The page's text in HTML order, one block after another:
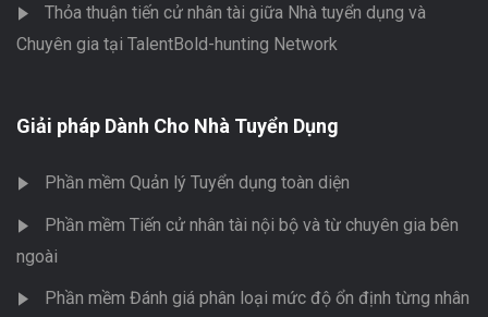
Thỏa thuận tiến cử nhân tài giữa Nhà tuyển dụng và
Chuyên gia tại TalentBold-hunting Network
Giải pháp Dành Cho Nhà Tuyển Dụng
Phần mềm Quản lý Tuyển dụng toàn diện
Phần mềm Tiến cử nhân tài nội bộ và từ chuyên gia bên
ngoài
Phần mềm Đánh giá phân loại mức độ ổn định từng nhân